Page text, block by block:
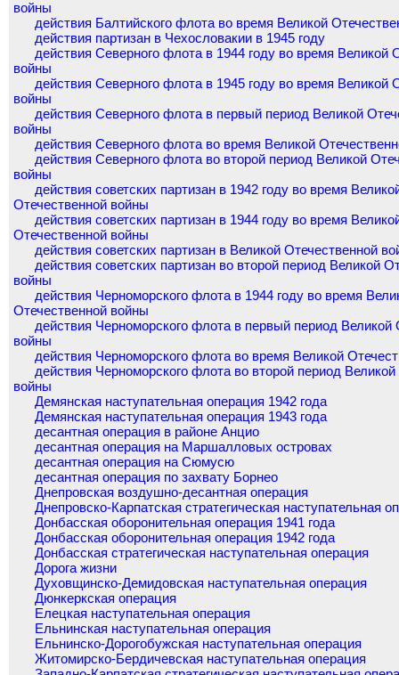
войны
действия Балтийского флота во время Великой
действия партизан в Чехословакии в 1945 году
действия Северного флота в 1944 году во время Великой
войны
действия Северного флота в 1945 году во время Великой
войны
действия Северного флота в первый период Великой
войны
действия Северного флота во время Великой
действия Северного флота во второй период Великой
войны
действия советских партизан в 1942 году во время
Отечественной войны
действия советских партизан в 1944 году во время
Отечественной войны
действия советских партизан в Великой Отечественной
действия советских партизан во второй период Великой
войны
действия Черноморского флота в 1944 году во время
Отечественной войны
действия Черноморского флота в первый период Великой
войны
действия Черноморского флота во время Великой
действия Черноморского флота во второй период
войны
Демянская наступательная операция 1942 года
Демянская наступательная операция 1943 года
десантная операция в районе Анцио
десантная операция на Маршалловых островах
десантная операция на Сюмусю
десантная операция по захвату Борнео
Днепровская воздушно-десантная операция
Днепровско-Карпатская стратегическая наступательная
Донбасская оборонительная операция 1941 года
Донбасская оборонительная операция 1942 года
Донбасская стратегическая наступательная операция
Дорога жизни
Духовщинско-Демидовская наступательная операция
Дюнкеркская операция
Елецкая наступательная операция
Ельнинская наступательная операция
Ельнинско-Дорогобужская наступательная операция
Житомирско-Бердичевская наступательная операция